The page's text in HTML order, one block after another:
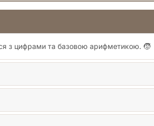
гра швидко опиниться у вас в руках, і ви
з цифрами та базовою арифметикою. 🧒